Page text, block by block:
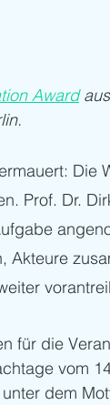
Award
Die
Prof. Dr.
Akteure
für die
vom
dem